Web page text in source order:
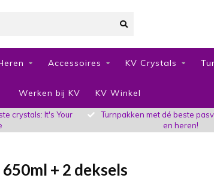
Accessoires KV Crystals
Werken bij KV KV Winkel
crystals: It's Your
Turnpakken met dé beste
en heren!
+ 2 deksels